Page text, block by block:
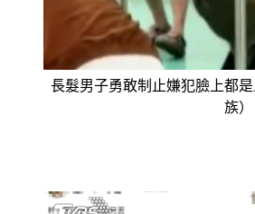
長髮男子勇敢制止嫌犯臉上都
族）